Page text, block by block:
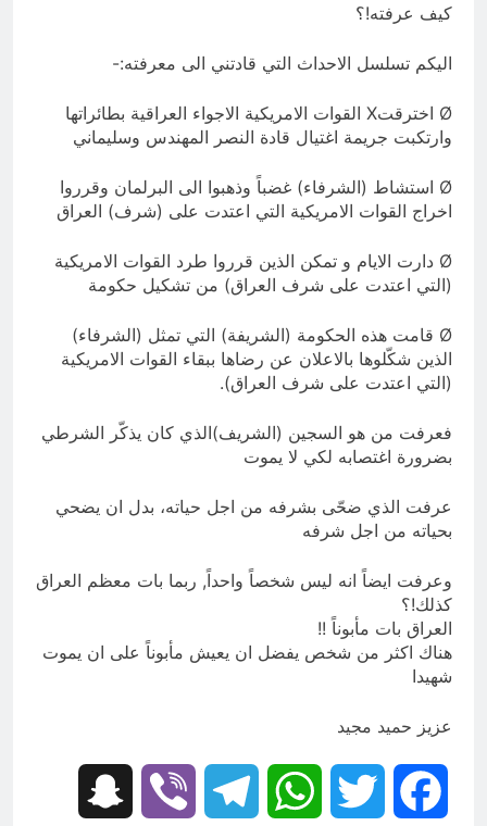
كيف عرفته!؟
اليكم تسلسل الاحداث التي قادتني الى معرفته:-
Ø اخترقتX القوات الامريكية الاجواء العراقية بطائراتها
وارتكبت جريمة اغتيال قادة النصر المهندس وسليماني
Ø استشاط (الشرفاء) غضباً وذهبوا الى البرلمان وقرروا
اخراج القوات الامريكية التي اعتدت على (شرف) العراق
Ø دارت الايام و تمكن الذين قرروا طرد القوات الامريكية
(التي اعتدت على شرف العراق) من تشكيل حكومة
Ø قامت هذه الحكومة (الشريفة) التي تمثل (الشرفاء)
الذين شكّلوها بالاعلان عن رضاها ببقاء القوات الامريكية
(التي اعتدت على شرف العراق).
فعرفت من هو السجين (الشريف)الذي كان يذكّر الشرطي
بضرورة اغتصابه لكي لا يموت
عرفت الذي ضحّى بشرفه من اجل حياته، بدل ان يضحي
بحياته من اجل شرفه
وعرفت ايضاً انه ليس شخصاً واحداً, ربما بات معظم العراق
كذلك!؟
العراق بات مأبوناً !!
هناك اكثر من شخص يفضل ان يعيش مأبوناً على ان يموت
شهيدا
عزيز حميد مجيد
Facebook
Twitter
WhatsApp
Telegram
Viber